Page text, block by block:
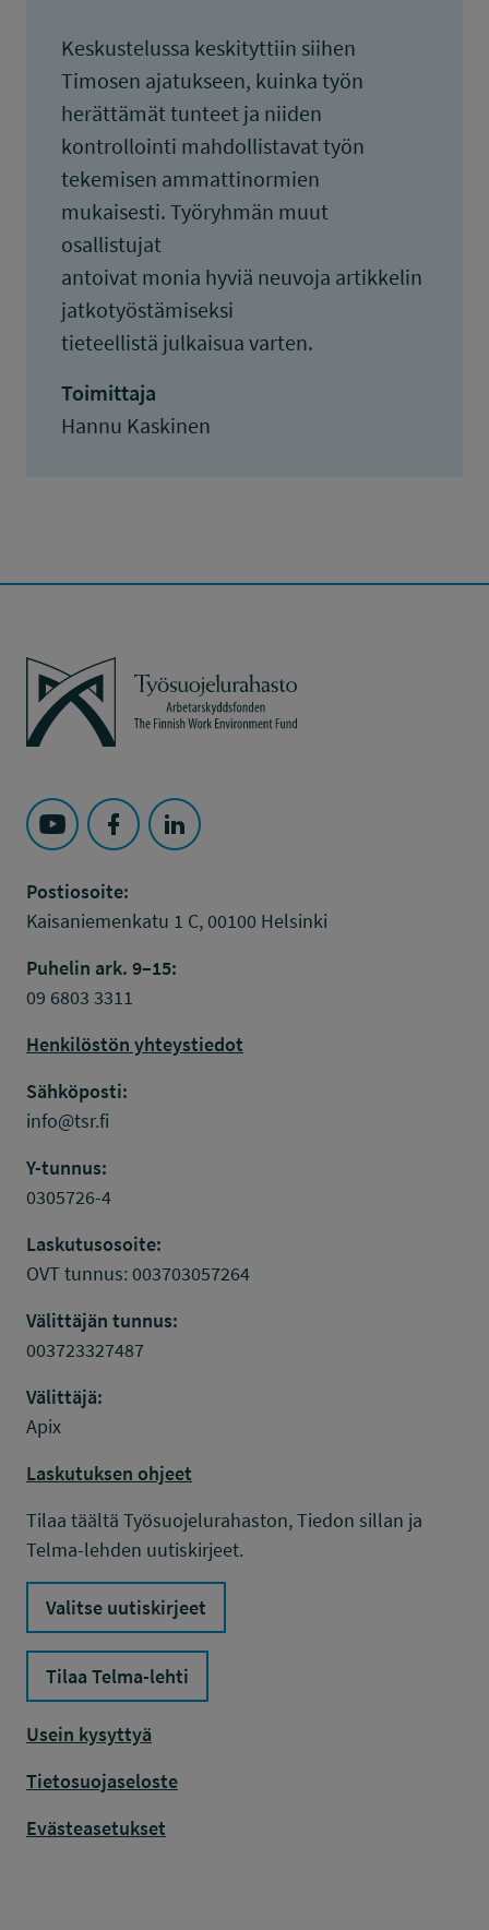
Keskustelussa keskityttiin siihen
Timosen ajatukseen, kuinka työn
herättämät tunteet ja niiden
kontrollointi mahdollistavat työn
tekemisen ammattinormien
mukaisesti. Työryhmän muut
osallistujat
antoivat monia hyviä neuvoja artikkelin
jatkotyöstämiseksi
tieteellistä julkaisua varten.
Toimittaja
Hannu Kaskinen
Työsuojelurahasto
Seuraa Työsuojelurahasto kohteessa: YouTube
Seuraa Työsuojelurahasto kohteessa:
Seuraa Työsuojelurahasto kohteessa:
Postiosoite:
Kaisaniemenkatu 1 C, 00100 Helsinki
Puhelin ark. 9–15:
09 6803 3311
Henkilöstön yhteystiedot
Sähköposti:
info@tsr.fi
Y-tunnus:
0305726-4
Laskutusosoite:
OVT tunnus: 003703057264
Välittäjän tunnus:
003723327487
Välittäjä:
Apix
Laskutuksen ohjeet
Tilaa täältä Työsuojelurahaston, Tiedon sillan ja
Telma-lehden uutiskirjeet.
Valitse uutiskirjeet
Tilaa Telma-lehti
Usein kysyttyä
Tietosuojaseloste
Evästeasetukset